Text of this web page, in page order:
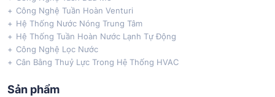
Công Nghệ Tuần Hoàn Venturi
Hệ Thống Nước Nóng Trung Tâm
Hệ Thống Tuần Hoàn Nước Lạnh Tự Động
Công Nghệ Lọc Nước
Cân Bằng Thuỷ Lực Trong Hệ Thống HVAC
Sản phẩm